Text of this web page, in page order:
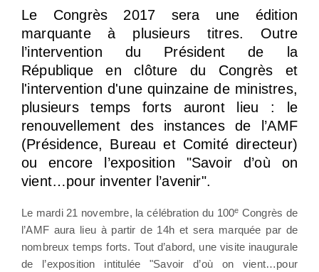
Le Congrès 2017 sera une édition
marquante à plusieurs titres. Outre
l’intervention du Président de la
République en clôture du Congrès et
l'intervention d'une quinzaine de ministres,
plusieurs temps forts auront lieu : le
renouvellement des instances de l’AMF
(Présidence, Bureau et Comité directeur)
ou encore l’exposition "Savoir d’où on
vient…pour inventer l’avenir".
Le mardi 21 novembre, la célébration du 100e Congrès de
l’AMF aura lieu à partir de 14h et sera marquée par de
nombreux temps forts. Tout d’abord, une visite inaugurale
de l’exposition intitulée "Savoir d’où on vient…pour